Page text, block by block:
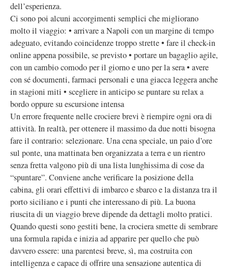
dell’esperienza.
Ci sono poi alcuni accorgimenti semplici che migliorano
molto il viaggio: • arrivare a Napoli con un margine di tempo
adeguato, evitando coincidenze troppo strette • fare il check-in
online appena possibile, se previsto • portare un bagaglio agile,
con un cambio comodo per il giorno e uno per la sera • avere
con sé documenti, farmaci personali e una giacca leggera anche
in stagioni miti • scegliere in anticipo se puntare su relax a
bordo oppure su escursione intensa
Un errore frequente nelle crociere brevi è riempire ogni ora di
attività. In realtà, per ottenere il massimo da due notti bisogna
fare il contrario: selezionare. Una cena speciale, un paio d’ore
sul ponte, una mattinata ben organizzata a terra e un rientro
senza fretta valgono più di una lista lunghissima di cose da
“spuntare”. Conviene anche verificare la posizione della
cabina, gli orari effettivi di imbarco e sbarco e la distanza tra il
porto siciliano e i punti che interessano di più. La buona
riuscita di un viaggio breve dipende da dettagli molto pratici.
Quando questi sono gestiti bene, la crociera smette di sembrare
una formula rapida e inizia ad apparire per quello che può
davvero essere: una parentesi breve, sì, ma costruita con
intelligenza e capace di offrire una sensazione autentica di